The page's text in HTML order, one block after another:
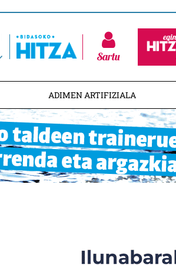
Sartu
ADIMEN ARTIFIZIALA